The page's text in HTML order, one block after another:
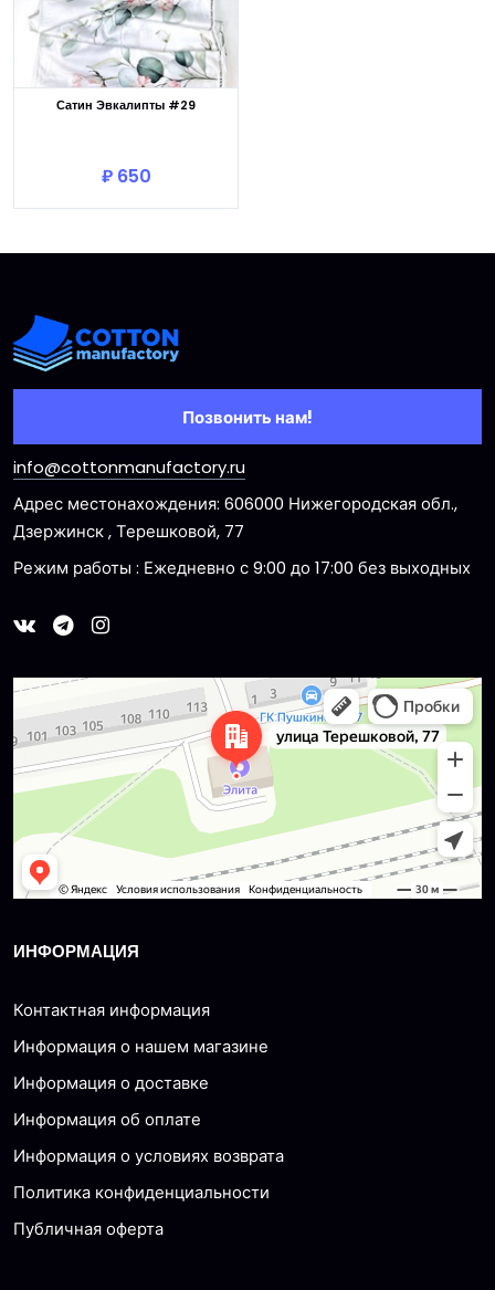
Сатин Эвкалипты #29
₽ 650
Позвонить нам!
info@cottonmanufactory.ru
Адрес местонахождения: 606000 Нижегородская обл.,
Дзержинск , Терешковой, 77
Режим работы : Ежедневно с 9:00 до 17:00 без выходных
Dzerzhinsk
Ulitsa Tereshkovoy, 77 — Yandex Maps
ИНФОРМАЦИЯ
Контактная информация
Информация о нашем магазине
Информация о доставке
Информация об оплате
Информация о условиях возврата
Политика конфиденциальности
Публичная оферта